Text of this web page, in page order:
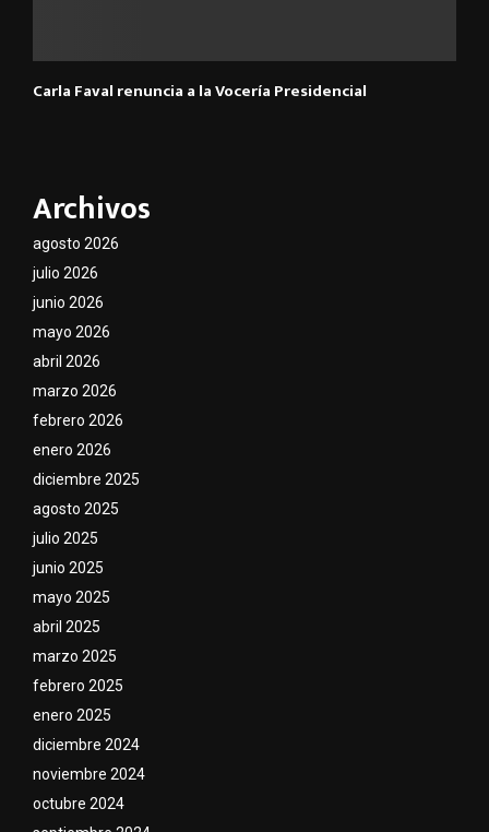
Carla Faval renuncia a la Vocería Presidencial
Archivos
agosto 2026
julio 2026
junio 2026
mayo 2026
abril 2026
marzo 2026
febrero 2026
enero 2026
diciembre 2025
agosto 2025
julio 2025
junio 2025
mayo 2025
abril 2025
marzo 2025
febrero 2025
enero 2025
diciembre 2024
noviembre 2024
octubre 2024